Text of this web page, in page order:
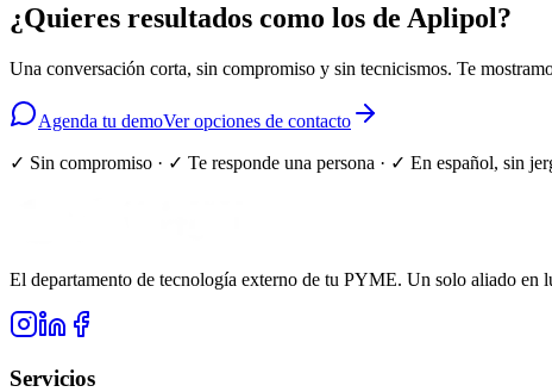
¿Quieres resultados como los de Aplipol?
Una conversación corta, sin compromiso y sin tecnicismos. Te
Agenda tu demoVer opciones de contacto
✓ Sin compromiso · ✓ Te responde una persona · ✓ En español, sin
El departamento de tecnología externo de tu PYME. Un solo aliado en
Servicios